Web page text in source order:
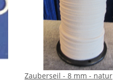
Zauberseil - 8 mm - natur